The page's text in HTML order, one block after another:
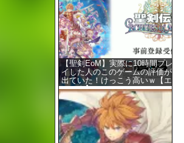
【聖剣EoM】実際に10時間プレ
イした人のこのゲームの評価が
出ていた！けっこう高いｗ【エ
コマナ】